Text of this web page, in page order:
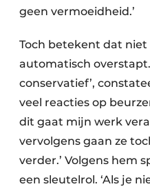
geen vermoeidheid.’
Toch betekent dat
automatisch overstapt.
conservatief’,
veel reacties op
dit gaat mijn werk
vervolgens gaan ze
verder.’ Volgens hem
een sleutelrol. ‘Als je